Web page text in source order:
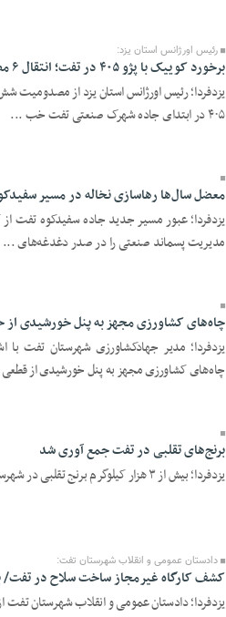
رئیس اورژانس استان یزد:
برخورد کوییک با پژو ۴۰۵ در تفت؛ انتقال ۶ مصدوم به بیمارستان
یزدفردا؛ رئیس اورژانس استان یزد از مصدومیت
۴۰۵ در ابتدای جاده شهرک صنعتی تفت خب ...
معضل سال‌ها رهاسازی نخاله در مسیر
یزدفردا؛ عبور مسیر جدید جاده سفیدکوه تفت
مدیریت پسماند صنعتی را در صدر دغدغه‌های ...
چاه‌های کشاورزی مجهز به پنل خورشیدی
یزدفردا؛ مدیر جهادکشاورزی شهرستان تفت با
چاه‌های کشاورزی مجهز به پنل خورشیدی از
برنج‌های تقلبی در تفت جمع آوری شد
یزدفردا؛ بیش از ۳ هزار کیلوگرم برنج تقلبی در شهرستان تفت کشف و توقیف شد. ...
دادستان عمومی و انقلاب شهرستان تفت:
کشف کارگاه غیرمجاز ساخت سلاح در تفت/
یزدفردا؛ دادستان عمومی و انقلاب شهرستان